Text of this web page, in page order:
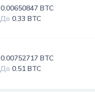
0.00650847 BTC
До 0.33 BTC
0.00752717 BTC
До 0.51 BTC